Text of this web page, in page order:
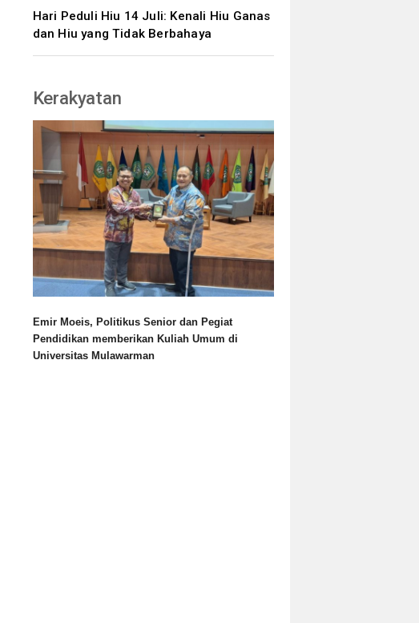
Hari Peduli Hiu 14 Juli: Kenali Hiu Ganas
dan Hiu yang Tidak Berbahaya
Kerakyatan
Emir Moeis, Politikus Senior dan Pegiat
Pendidikan memberikan Kuliah Umum di
Universitas Mulawarman